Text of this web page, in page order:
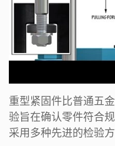
重型紧固件比普通五
验旨在确认零件符合
采用多种先进的检验